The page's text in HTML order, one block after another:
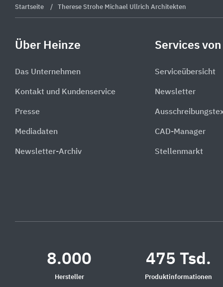
Startseite Therese Strohe Michael Ullrich Architekten
Über Heinze
Das Unternehmen
Kontakt und Kundenservice
Presse
Mediadaten
Newsletter-Archiv
Services
Serviceübersicht
Newsletter
CAD-Manager
Stellenmarkt
8.000
Hersteller
475 Tsd.
Produktinformationen